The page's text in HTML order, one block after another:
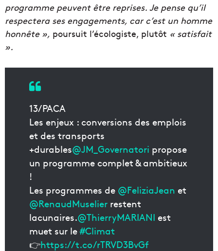
programme peuvent être reprises. Je pense qu’il
respectera ses engagements, car c’est un homme
honnête », poursuit l’écologiste, plutôt « satisfait
».
13/PACA
Les enjeux : conversions des emplois
et des transports
+durables@JM_Governatori propose
un programme complet & ambitieux
!
Les programmes de @FeliziaJean et
@RenaudMuselier restent
lacunaires.@ThierryMARIANI est
muet sur le#Climat
👉https://t.co/rTRVD3BvGf